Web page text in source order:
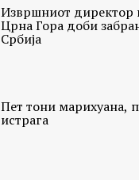
Извршниот
Црна Гора доби
Србија
Пет тони марихуана,
истрага